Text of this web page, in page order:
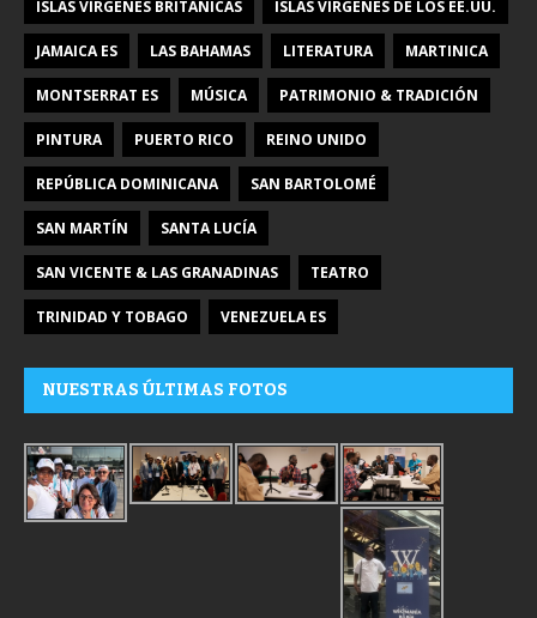
ISLAS VÍRGENES BRITÁNICAS ISLAS VÍRGENES DE LOS EE.UU.
JAMAICA ES LAS BAHAMAS LITERATURA MARTINICA
MONTSERRAT ES MÚSICA PATRIMONIO & TRADICIÓN
PINTURA PUERTO RICO REINO UNIDO
REPÚBLICA DOMINICANA SAN BARTOLOMÉ
SAN MARTÍN SANTA LUCÍA
SAN VICENTE & LAS GRANADINAS TEATRO
TRINIDAD Y TOBAGO VENEZUELA ES
NUESTRAS ÚLTIMAS FOTOS